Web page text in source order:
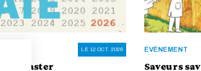
LE 12 OCT. 2026
du master
ÉVÈNEMENT
Saveurs